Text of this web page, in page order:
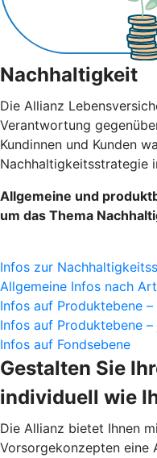
Nachhaltigkeit
Die Allianz
Verantwortung
Kundinnen und Kunden
Nachhaltigkeitsstrategie
Allgemeine und
um das Thema
Infos zur
Allgemeine Infos nach
Infos auf Produktebene
Infos auf Produktebene
Infos auf Fondsebene
Gestalten Sie
individuell wie
Die Allianz bietet Ihnen
Vorsorgekonzepten eine